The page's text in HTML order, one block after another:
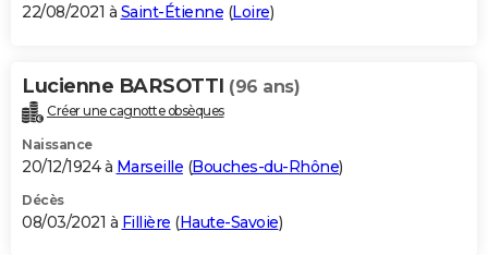
22/08/2021 à Saint-Étienne (Loire)
Lucienne BARSOTTI (96 ans)
Créer une cagnotte obsèques
Naissance
20/12/1924 à Marseille (Bouches-du-Rhône)
Décès
08/03/2021 à Fillière (Haute-Savoie)